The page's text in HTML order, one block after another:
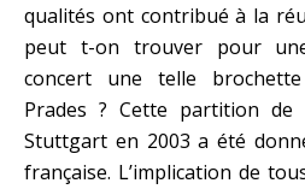
qualités ont contribué à la
peut t-on trouver pour
concert une telle
Prades ? Cette partition de
Stuttgart en 2003 a été
française. L’implication de